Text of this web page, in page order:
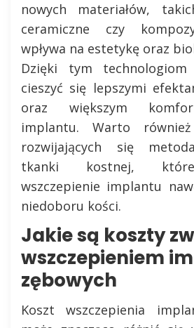
nowych materiałów,
ceramiczne czy
wpływa na estetykę oraz
Dzięki tym
cieszyć się lepszymi
oraz większym
implantu. Warto
rozwijających się
tkanki kostnej,
wszczepienie implantu
niedoboru kości.
Jakie są koszty
wszczepieniem
zębowych
Koszt wszczepienia